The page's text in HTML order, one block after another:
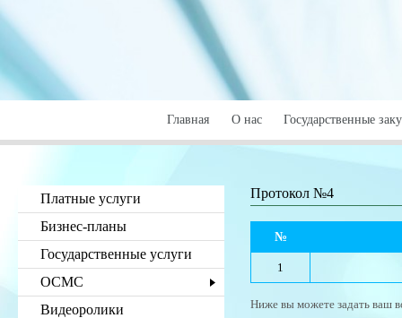
Главная О нас Государственные
Платные услуги
Бизнес-планы
Государственные услуги
ОСМС
Видеоролики
Протокол №4
№
1
Ниже вы можете задать ваш